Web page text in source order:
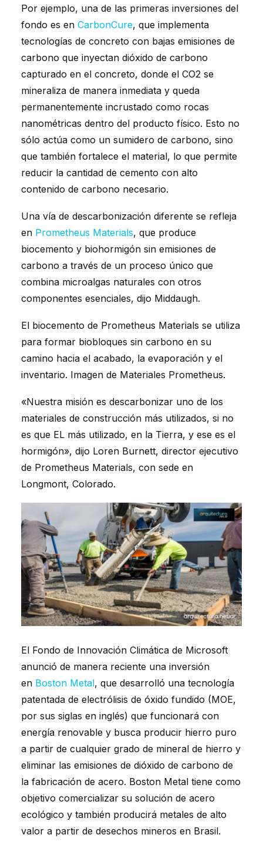
Por ejemplo, una de las primeras inversiones del
fondo es en CarbonCure, que implementa
tecnologías de concreto con bajas emisiones de
carbono que inyectan dióxido de carbono
capturado en el concreto, donde el CO2 se
mineraliza de manera inmediata y queda
permanentemente incrustado como rocas
nanométricas dentro del producto físico. Esto no
sólo actúa como un sumidero de carbono, sino
que también fortalece el material, lo que permite
reducir la cantidad de cemento con alto
contenido de carbono necesario.
Una vía de descarbonización diferente se refleja
en Prometheus Materials, que produce
biocemento y biohormigón sin emisiones de
carbono a través de un proceso único que
combina microalgas naturales con otros
componentes esenciales, dijo Middaugh.
El biocemento de Prometheus Materials se utiliza
para formar biobloques sin carbono en su
camino hacia el acabado, la evaporación y el
inventario. Imagen de Materiales Prometheus.
«Nuestra misión es descarbonizar uno de los
materiales de construcción más utilizados, si no
es que EL más utilizado, en la Tierra, y ese es el
hormigón», dijo Loren Burnett, director ejecutivo
de Prometheus Materials, con sede en
Longmont, Colorado.
El Fondo de Innovación Climática de Microsoft
anunció de manera reciente una inversión
en Boston Metal, que desarrolló una tecnología
patentada de electrólisis de óxido fundido (MOE,
por sus siglas en inglés) que funcionará con
energía renovable y busca producir hierro puro
a partir de cualquier grado de mineral de hierro y
eliminar las emisiones de dióxido de carbono de
la fabricación de acero. Boston Metal tiene como
objetivo comercializar su solución de acero
ecológico y también producirá metales de alto
valor a partir de desechos mineros en Brasil.